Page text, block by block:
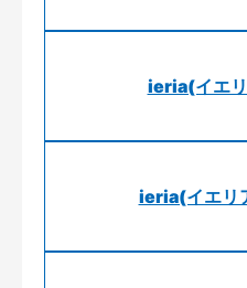
ieria(イエ
ieria(イエリ